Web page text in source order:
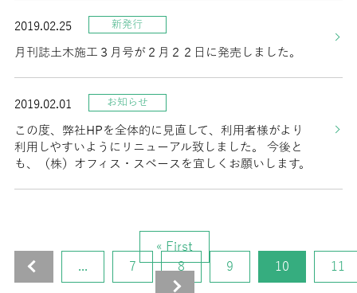
2019.02.25 新発行
月刊誌土木施工３月号が２月２２日に発売しました。
2019.02.01 お知らせ
この度、弊社HPを全体的に見直して、利用者様がより
利用しやすいようにリニューアル致しました。 今後と
も、（株）オフィス・スペースを宜しくお願いします。
« First
«
... 7 8 9 10
11
»